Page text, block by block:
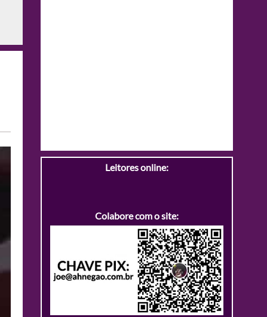
Leitores online:
Colabore com o site: